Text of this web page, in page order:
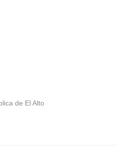
de El Alto